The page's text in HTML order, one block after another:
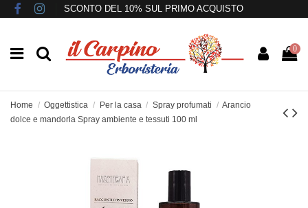
SCONTO DEL 10% SUL PRIMO ACQUISTO
0
Home Oggettistica Per la casa Spray profumati
Arancio
dolce e mandorla Spray ambiente e tessuti 100 ml